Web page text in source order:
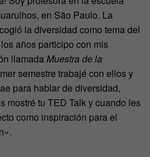
en São Paulo. La
la diversidad como tema del
años participo con mis
llamadaMuestra de la
semestre trabajé con ellos y
para hablar de diversidad,
mostré tu TED Talk y cuando les
como inspiración para el